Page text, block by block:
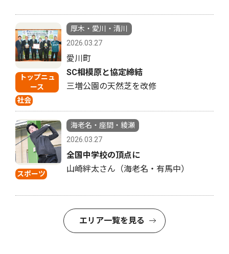
トップニュ
ース
社会
厚木・愛川・清川
2026.03.27
愛川町
SC相模原と協定締結
三増公園の天然芝を改修
スポーツ
海老名・座間・綾瀬
2026.03.27
全国中学校の頂点に
山崎絆太さん（海老名・有馬中）
エリア一覧を見る